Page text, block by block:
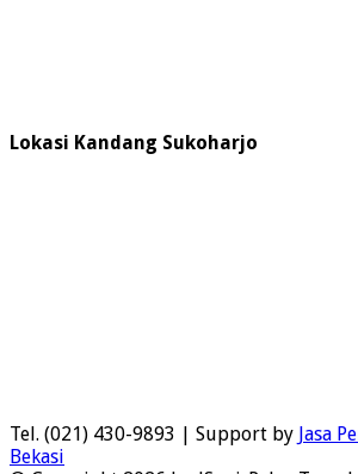
Lokasi Kandang Sukoharjo
Tel. (021) 430-9893 | Support by Jasa
Bekasi